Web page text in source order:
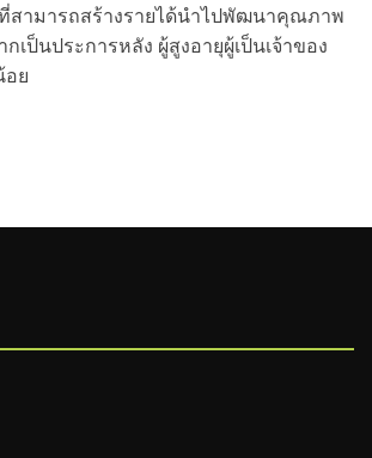
สามารถสร้างรายได้นำไปพัฒนาคุณภาพ
เป็นประการหลัง ผู้สูงอายุผู้เป็นเจ้าของ
ย